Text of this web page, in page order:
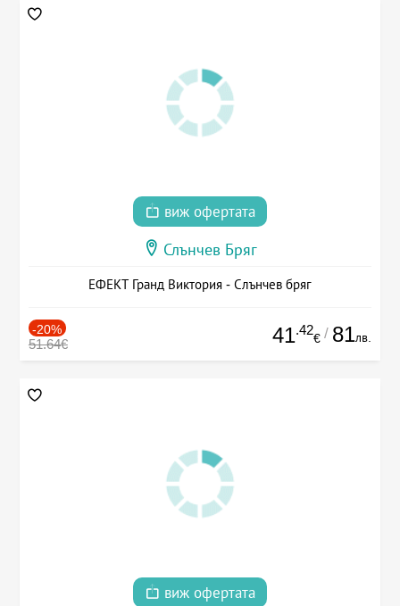
виж офертата
Слънчев Бряг
ЕФЕКТ Гранд Виктория - Слънчев бряг
-20%
51.64€ 41.42
€ / 81лв.
виж офертата